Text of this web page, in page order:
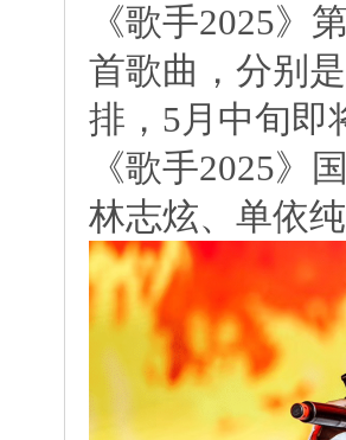
《歌手2025》
首歌曲，分别
排，5月中旬即
《歌手2025》
林志炫、单依